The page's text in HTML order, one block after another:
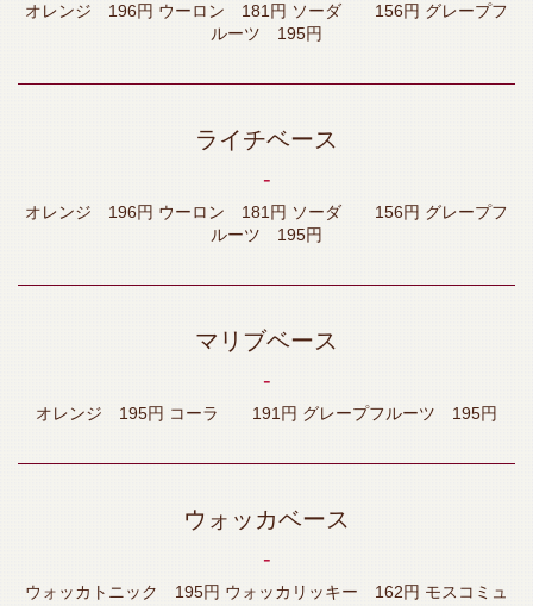
オレンジ 196円 ウーロン 181円 ソーダ 156円 グレープフ
ルーツ 195円
ライチベース
‐
オレンジ 196円 ウーロン 181円 ソーダ 156円 グレープフ
ルーツ 195円
マリブベース
‐
オレンジ 195円 コーラ 191円 グレープフルーツ 195円
ウォッカベース
‐
ウォッカトニック 195円 ウォッカリッキー 162円 モスコミュ